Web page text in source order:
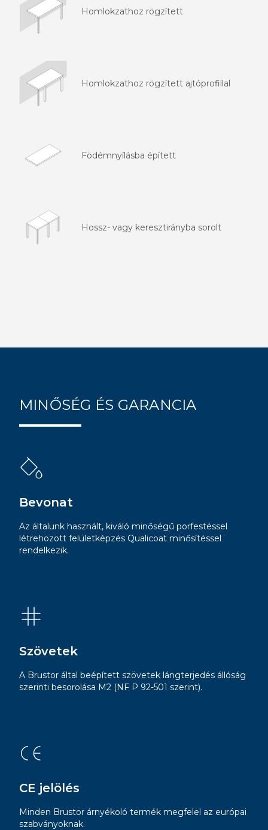
Homlokzathoz rögzített
Homlokzathoz rögzített ajtóprofillal
Födémnyílásba épített
Hossz- vagy keresztirányba sorolt
MINŐSÉG ÉS GARANCIA
Bevonat
Az általunk használt, kiváló minőségű porfestéssel
létrehozott felületképzés Qualicoat minősítéssel
rendelkezik.
Szövetek
A Brustor által beépített szövetek lángterjedés állóság
szerinti besorolása M2 (NF P 92-501 szerint).
CE jelölés
Minden Brustor árnyékoló termék megfelel az európai
szabványoknak.